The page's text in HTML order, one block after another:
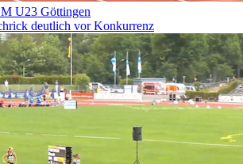
U23 Göttingen
deutlich vor Konkurrenz